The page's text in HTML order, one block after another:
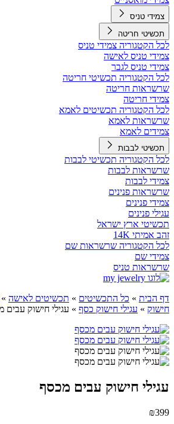
צמידי טניס
תכשיטי חריטה
לכל הקטגוריה צמידי טניס
צמידי טניס לאישה
צמידי טניס לגבר
לכל הקטגוריה תכשיטי חריטה
שרשראות חריטה
צמידי חריטה
לכל הקטגוריה תכשיטים לאמא
שרשראות לאמא
צמידים לאמא
תכשיטי לבבות
לכל הקטגוריה תכשיטי לבבות
שרשראות לבבות
צמידי לבבות
שרשראות פנינים
צמידי פנינים
עגילי פנינים
תכשיטי ארץ ישראל
זהב אמיתי 14K
לכל הקטגוריה שרשראות שם
צמידי שם
שרשראות טניס
דף הבית » כל התכשיטים » תכשיטים לאישה »
חישוק » עגילי חישוק כסף » עגילי חישוק עבים
עגילי חישוק עבים מכסף
₪399